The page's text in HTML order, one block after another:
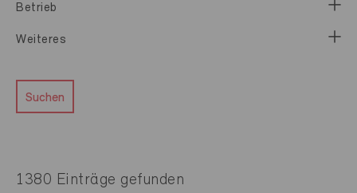
Betrieb
Weiteres
Suchen
1380 Einträge gefunden